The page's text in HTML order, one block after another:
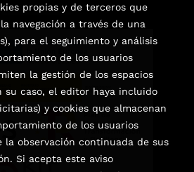
propias y de terceros que
navegación a través de una
para el seguimiento y análisis
de los usuarios
la gestión de los espacios
su caso, el editor haya incluido
y cookies que almacenan
de los usuarios
la observación continuada de sus
Si acepta este aviso